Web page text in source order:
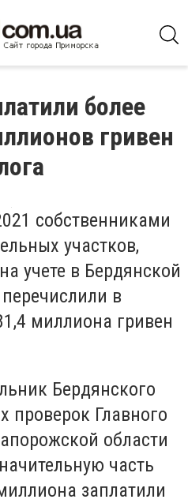
более
гривен
собственниками
участков,
учете в Бердянской
в
миллиона гривен
Бердянского
проверок Главного
области
часть
заплатили